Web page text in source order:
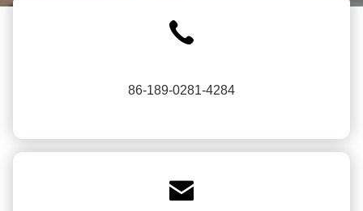
86-189-0281-4284
